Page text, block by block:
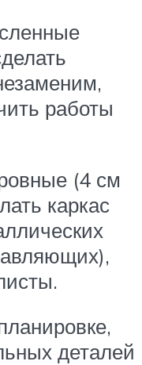
работы
(4 см
каркас
деталей